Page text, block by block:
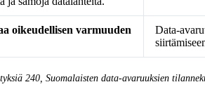
oikeudellisen varmuuden
Data-
240, Suomalaisten data-avaruuksien